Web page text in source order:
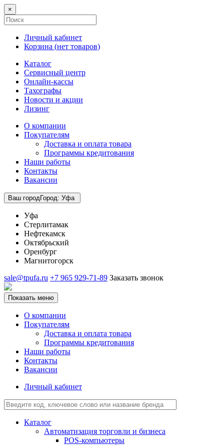
×
Личный кабинет
Корзина (нет товаров)
Каталог
Сервисный центр
Онлайн-кассы
Тахографы
Новости и акции
Лизинг
О компании
Покупателям
Доставка и оплата товара
Программы кредитования
Наши работы
Контакты
Вакансии
Ваш городГород: Уфа
Уфа
Стерлитамак
Нефтекамск
Октябрьский
Оренбург
Магнитогорск
sale@tpufa.ru +7 965 929-71-89 Заказать звонок
Показать меню
О компании
Покупателям
Доставка и оплата товара
Программы кредитования
Наши работы
Контакты
Вакансии
Личный кабинет
Каталог
Автоматизация торговли и бизнеса
POS-компьютеры